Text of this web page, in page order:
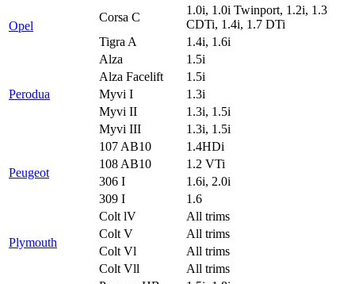
Opel
Corsa C
1.0i, 1.0i Twinport, 1.2i, 1.3
CDTi, 1.4i, 1.7 DTi
Tigra A
1.4i, 1.6i
Perodua
Alza
1.5i
Alza Facelift
1.5i
Myvi I
1.3i
Myvi II
1.3i, 1.5i
Myvi III
1.3i, 1.5i
Peugeot
107 AB10
1.4HDi
108 AB10
1.2 VTi
306 I
1.6i, 2.0i
309 I
1.6
Plymouth
Colt lV
All trims
Colt V
All trims
Colt Vl
All trims
Colt Vll
All trims